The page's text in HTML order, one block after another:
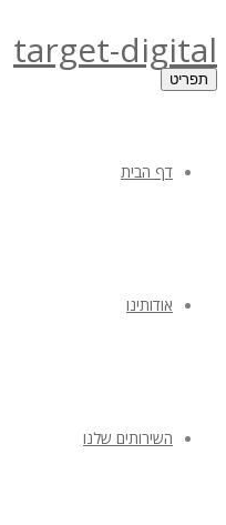
target-digital
תפריט
דף הבית
אודותינו
השירותים שלנו